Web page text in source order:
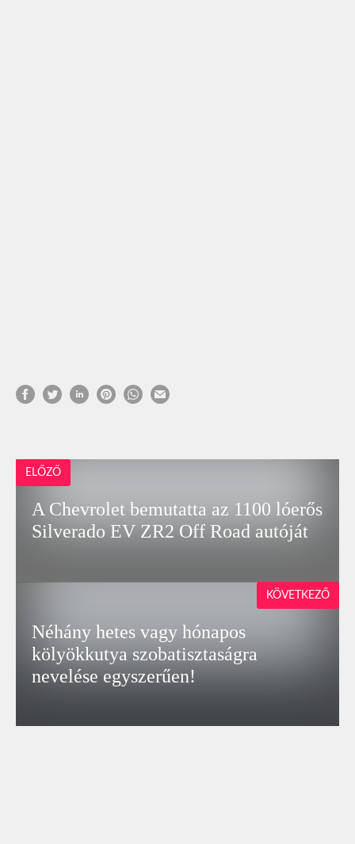
ELŐZŐ
A Chevrolet bemutatta az 1100 lóerős
Silverado EV ZR2 Off Road autóját
Néhány hetes vagy hónapos
kölyökkutya szobatisztaságra
nevelése egyszerűen!
KÖVETKEZŐ